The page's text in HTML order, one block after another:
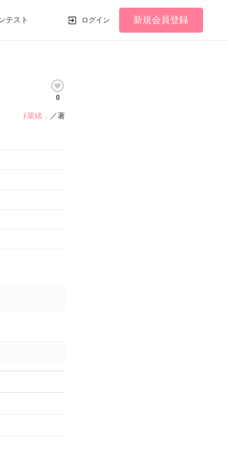
テスト ログイン 新規会員登録
0
∮菜緒． ／著